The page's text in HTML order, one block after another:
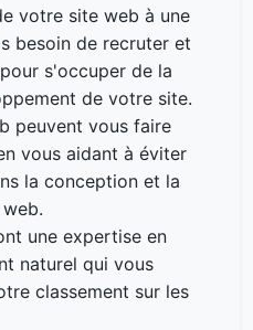
votre site web à une
besoin de recruter et
s'occuper de la
de votre site.
peuvent vous faire
vous aidant à éviter
la conception et la
une expertise en
naturel qui vous
classement sur les